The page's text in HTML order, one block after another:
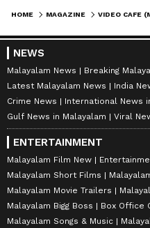
HOME MAGAZINE VIDEO CAFE
NEWS
Malayalam News
Breaking
Latest Malayalam News
India
Crime News
International News
Gulf News in Malayalam
Viral
ENTERTAINMENT
Malayalam Film New
Malayalam Short Films
Malayalam Movie Trailers
Malayalam Bigg Boss
Box Office
Malayalam Songs & Music